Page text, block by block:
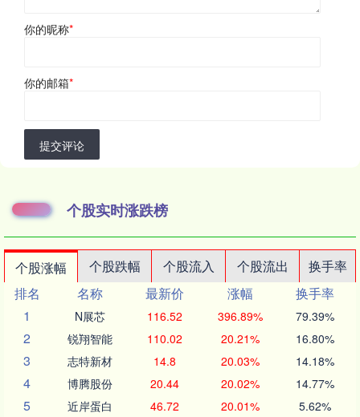
你的昵称*
你的邮箱*
提交评论
个股实时涨跌榜
个股涨幅 个股跌幅 个股流入 个股流出
换手率
排名
名称 最新价 涨幅
换手率
1
N展芯 116.52 396.89% 79.39%
2 锐翔智能 110.02 20.21% 16.80%
3 志特新材 14.8 20.03% 14.18%
4 博腾股份 20.44 20.02% 14.77%
5 近岸蛋白 46.72 20.01% 5.62%